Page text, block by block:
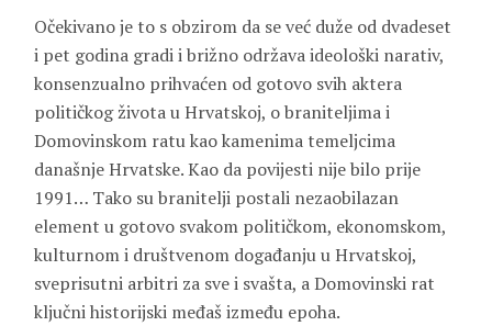
Očekivano je to s obzirom da se već duže od dvadeset
i pet godina gradi i brižno održava ideološki narativ,
konsenzualno prihvaćen od gotovo svih aktera
političkog života u Hrvatskoj, o braniteljima i
Domovinskom ratu kao kamenima temeljcima
današnje Hrvatske. Kao da povijesti nije bilo prije
1991… Tako su branitelji postali nezaobilazan
element u gotovo svakom političkom, ekonomskom,
kulturnom i društvenom događanju u Hrvatskoj,
sveprisutni arbitri za sve i svašta, a Domovinski rat
ključni historijski međaš između epoha.